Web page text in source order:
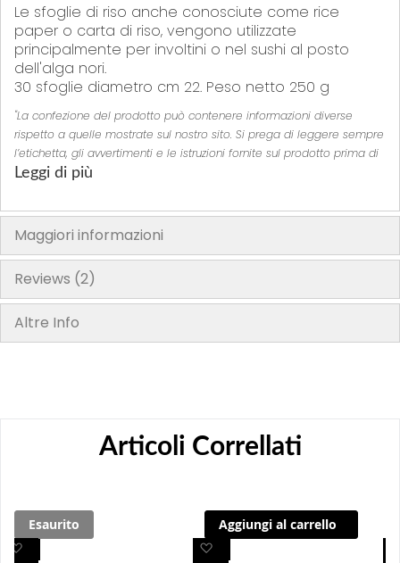
Le sfoglie di riso anche conosciute come rice
paper o carta di riso, vengono utilizzate
principalmente per involtini o nel sushi al posto
dell'alga nori.
30 sfoglie diametro cm 22. Peso netto 250 g
"La confezione del prodotto può contenere informazioni diverse
rispetto a quelle mostrate sul nostro sito. Si prega di leggere sempre
l’etichetta, gli avvertimenti e le istruzioni fornite sul prodotto prima di
utilizzarlo o consumarlo"
Leggi di più
Maggiori informazioni
Reviews 2
Altre Info
Articoli Correllati
Esaurito Aggiungi al carrello